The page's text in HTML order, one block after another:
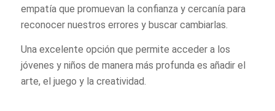
empatía que promuevan la confianza y cercanía para
reconocer nuestros errores y buscar cambiarlas.
Una excelente opción que permite acceder a los
jóvenes y niños de manera más profunda es añadir el
arte, el juego y la creatividad.